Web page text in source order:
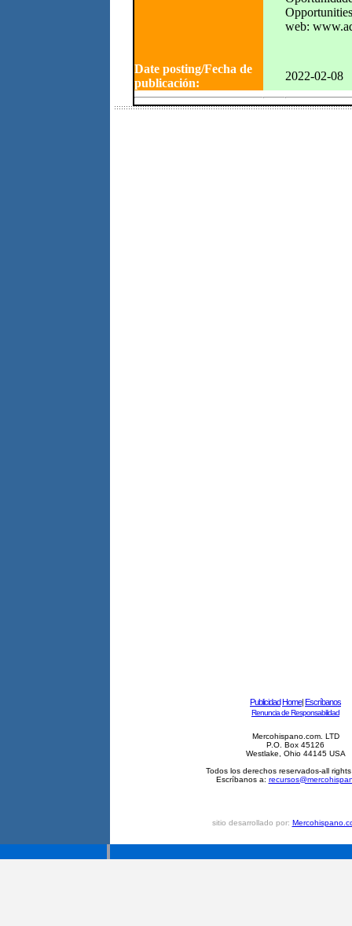
web:
Date posting/Fecha de
publicación:
2022-02-08
PublicidadHome|Escríbanos
Renuncia de Responsabilidad
Mercohispano.com. LTD
P.O. Box 45126
Westlake, Ohio 44145 USA
Todos los derechos reservados-all
Escríbanos a:
sitio desarrollado por: